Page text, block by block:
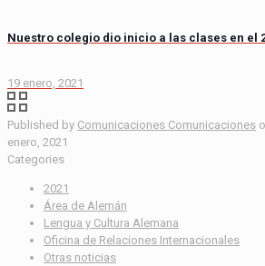
Nuestro colegio dio inicio a las clases en el
19 enero, 2021
Published by Comunicaciones Comunicaciones
enero, 2021
Categories
2021
Área de Alemán
Lengua y Cultura Alemana
Oficina de Relaciones Internacionales
Otras noticias